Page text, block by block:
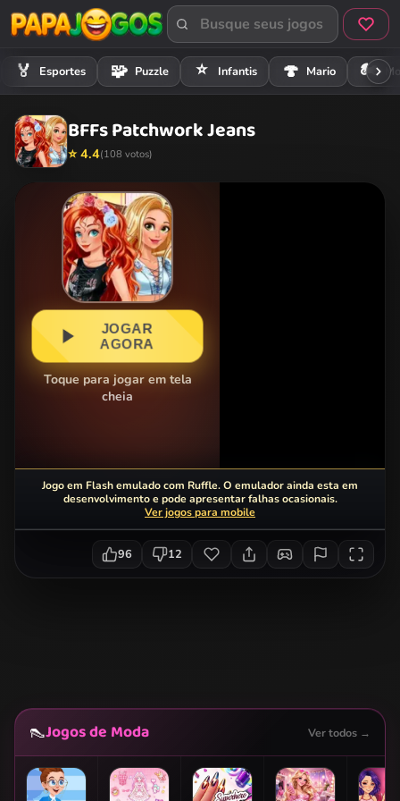
🏅 Esportes 🧩 Puzzle ⭐ Infantis 🍄 Mario 🏍️
BFFs Patchwork Jeans
⭐ 4.4(108 votos)
JOGAR
AGORA
Toque para jogar em tela
cheia
Jogo em Flash emulado com Ruffle. O emulador ainda esta em
desenvolvimento e pode apresentar falhas ocasionais.
Ver jogos para mobile
96 12
👠Jogos de Moda Ver todos →